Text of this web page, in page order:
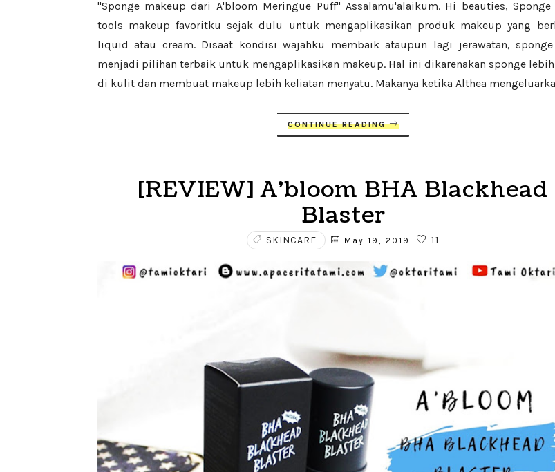
"Sponge makeup dari A'bloom Meringue Puff" Assalamu'alaikum. Hi beauties, Sponge
tools makeup favoritku sejak dulu untuk mengaplikasikan produk makeup yang
liquid atau cream. Disaat kondisi wajahku membaik ataupun lagi jerawatan,
menjadi pilihan terbaik untuk mengaplikasikan makeup. Hal ini dikarenakan sponge
di kulit dan membuat makeup lebih keliatan menyatu. Makanya ketika Althea
CONTINUE READING
[REVIEW] A'bloom BHA Blackhead
Blaster
SKINCARE May 19, 2019 11